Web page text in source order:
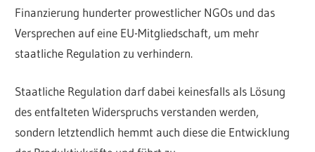
Finanzierung hunderter prowestlicher NGOs und das
Versprechen auf eine EU-Mitgliedschaft, um mehr
staatliche Regulation zu verhindern.
Staatliche Regulation darf dabei keinesfalls als Lösung
des entfalteten Widerspruchs verstanden werden,
sondern letztendlich hemmt auch diese die Entwicklung